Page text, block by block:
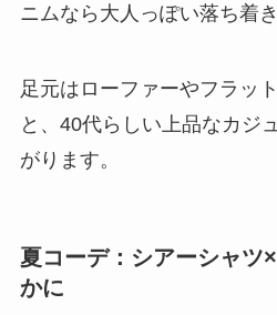
ニムなら大人っぽい落ち着
足元はローファーやフラッ
と、40代らしい上品なカジ
がります。
夏コーデ：シアーシャツ
かに